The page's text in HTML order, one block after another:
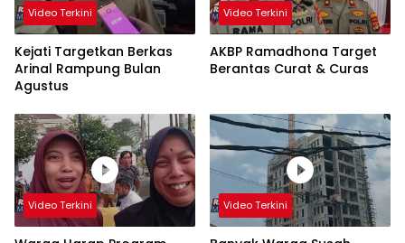
Video Terkini
Kejati Targetkan Berkas
Arinal Rampung Bulan
Agustus
Video Terkini
AKBP Ramadhona Target
Berantas Curat & Curas
Video Terkini Video Terkini